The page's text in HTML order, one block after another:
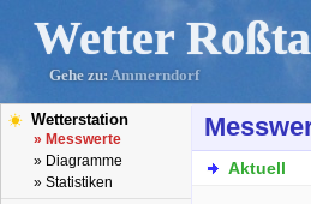
Wetter
Gehe zu: Ammerndorf
Wetterstation
» Messwerte
» Diagramme
» Statistiken
Aktuell